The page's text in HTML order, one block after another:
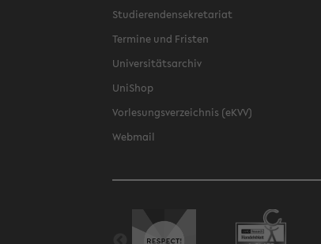
Studierendensekretariat
Termine und Fristen
Universitätsarchiv
UniShop
Vorlesungsverzeichnis (eKVV)
Webmail